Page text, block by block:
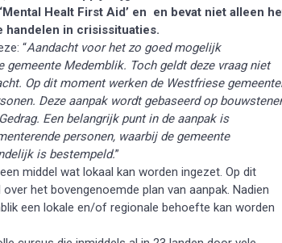
Healt First Aid’ en en bevat niet alleen
handelen in crisissituaties.
“Aandacht voor het zo goed mogelijk
gemeente Medemblik. Toch geldt deze vraag niet
Op dit moment werken de Westfriese
Deze aanpak wordt gebaseerd op
Een belangrijk punt in de aanpak is
personen, waarbij de gemeente
is bestempeld.”
middel wat lokaal kan worden ingezet. Op dit
het bovengenoemde plan van aanpak. Nadien
een lokale en/of regionale behoefte kan worden